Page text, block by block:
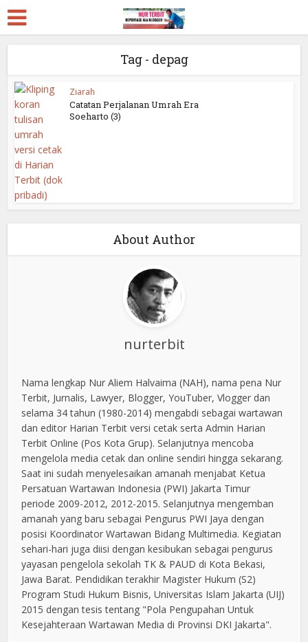
Tag - depag
Ziarah
Catatan Perjalanan Umrah Era
Soeharto (3)
About Author
nurterbit
Nama lengkap Nur Aliem Halvaima (NAH), nama pena Nur
Terbit, Jurnalis, Lawyer, Blogger, YouTuber, Vlogger dan
selama 34 tahun (1980-2014) mengabdi sebagai wartawan
dan editor Harian Terbit versi cetak serta Admin Harian
Terbit Online (Pos Kota Grup). Selanjutnya mencoba
mengelola media cetak dan online sendiri hingga sekarang.
Saat ini sudah menyelesaikan amanah menjabat Ketua
Persatuan Wartawan Indonesia (PWI) Jakarta Timur
periode 2009-2012, 2012-2015. Selanjutnya mengemban
amanah yang baru sebagai Pengurus PWI Jaya dengan
posisi Koordinator Wartawan Bidang Multimedia. Kegiatan
sehari-hari juga diisi dengan kesibukan sebagai pengurus
yayasan pengelola sekolah TK & PAUD di Kota Bekasi,
Jawa Barat. Pendidikan terakhir Magister Hukum (S2)
Program Studi Hukum Bisnis, Universitas Islam Jakarta (UIJ)
2015 dengan tesis tentang "Pola Pengupahan Untuk
Kesejahteraan Wartawan Media di Provinsi DKI Jakarta".